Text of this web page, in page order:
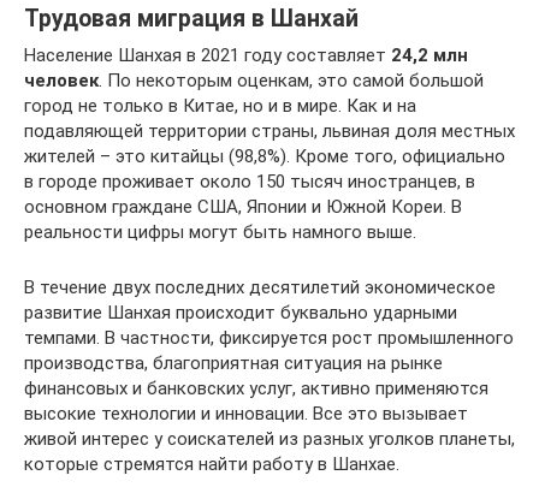
Трудовая миграция в Шанхай
Население Шанхая в 2021 году составляет 24,2 млн
человек. По некоторым оценкам, это самой большой
город не только в Китае, но и в мире. Как и на
подавляющей территории страны, львиная доля местных
жителей – это китайцы (98,8%). Кроме того, официально
в городе проживает около 150 тысяч иностранцев, в
основном граждане США, Японии и Южной Кореи. В
реальности цифры могут быть намного выше.
В течение двух последних десятилетий экономическое
развитие Шанхая происходит буквально ударными
темпами. В частности, фиксируется рост промышленного
производства, благоприятная ситуация на рынке
финансовых и банковских услуг, активно применяются
высокие технологии и инновации. Все это вызывает
живой интерес у соискателей из разных уголков планеты,
которые стремятся найти работу в Шанхае.